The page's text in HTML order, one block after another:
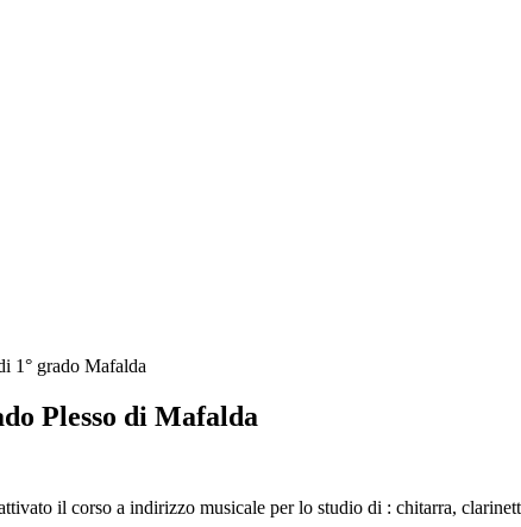
1° grado Mafalda
Plesso di Mafalda
il corso a indirizzo musicale per lo studio di : chitarra,